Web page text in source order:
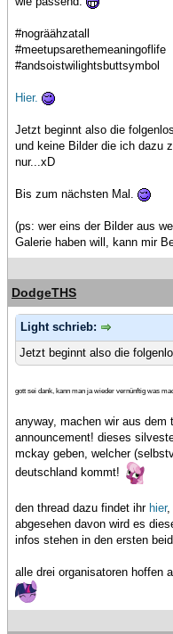
#nogräähzatall
#meetupsarethemeaningoflife
#andsoistwilightsbuttsymbol
Hier.
Jetzt beginnt also die
und keine Bilder die ich dazu
nur...xD
Bis zum nächsten Mal.
(ps: wer eins der Bilder aus
Galerie haben will, kann mir
DodgeTHS
Light schrieb:
Jetzt beginnt also die
gott sei dank, kann man ja wieder vernünftig was
anyway, machen wir aus
announcement! dieses
mckay geben, welcher
deutschland kommt!
den thread dazu findet ihr hier,
abgesehen davon wird es
infos stehen in den ersten
alle drei organisatoren hoffen